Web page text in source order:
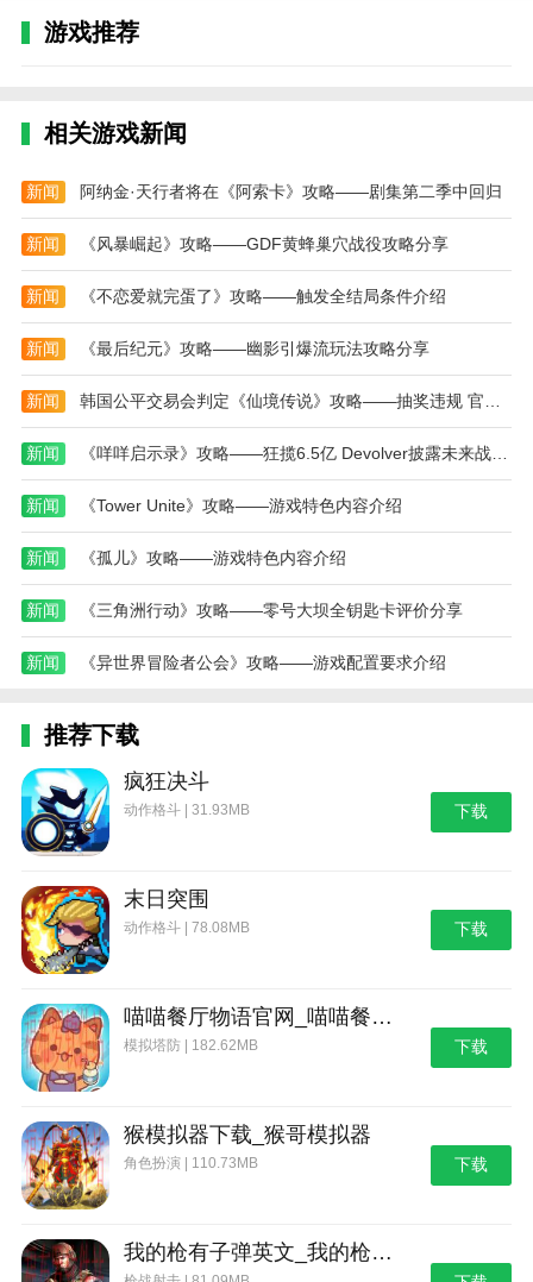
，欢迎大家记住本站网址，本站是您下载安卓手游app
游戏推荐
相关游戏新闻
新闻 阿纳金·天行者将在《阿索卡》攻略——剧集第二季中回归
新闻 《风暴崛起》攻略——GDF黄蜂巢穴战役攻略分享
新闻 《不恋爱就完蛋了》攻略——触发全结局条件介绍
新闻 《最后纪元》攻略——幽影引爆流玩法攻略分享
新闻
新闻 《咩咩启示录》攻略——狂揽6.5亿 Devolver披露未来战略蓝图
新闻 《Tower Unite》攻略——游戏特色内容介绍
新闻 《孤儿》攻略——游戏特色内容介绍
新闻 《三角洲行动》攻略——零号大坝全钥匙卡评价分享
新闻 《异世界冒险者公会》攻略——游戏配置要求介绍
推荐下载
疯狂决斗
动作格斗 | 31.93MB 下载
末日突围
动作格斗 | 78.08MB 下载
喵喵餐厅物语官网_喵喵餐厅物语
模拟塔防 | 182.62MB 下载
猴模拟器下载_猴哥模拟器
角色扮演 | 110.73MB 下载
我的枪有子弹英文_我的枪有子弹